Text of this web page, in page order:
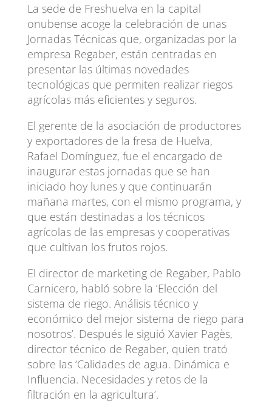
La sede de Freshuelva en la capital
onubense acoge la celebración de unas
Jornadas Técnicas que, organizadas por la
empresa Regaber, están centradas en
presentar las últimas novedades
tecnológicas que permiten realizar riegos
agrícolas más eficientes y seguros.
El gerente de la asociación de productores
y exportadores de la fresa de Huelva,
Rafael Domínguez, fue el encargado de
inaugurar estas jornadas que se han
iniciado hoy lunes y que continuarán
mañana martes, con el mismo programa, y
que están destinadas a los técnicos
agrícolas de las empresas y cooperativas
que cultivan los frutos rojos.
El director de marketing de Regaber, Pablo
Carnicero, habló sobre la ‘Elección del
sistema de riego. Análisis técnico y
económico del mejor sistema de riego para
nosotros’. Después le siguió Xavier Pagès,
director técnico de Regaber, quien trató
sobre las ‘Calidades de agua. Dinámica e
Influencia. Necesidades y retos de la
filtración en la agricultura’.